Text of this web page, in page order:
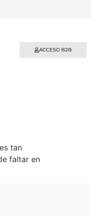
ACCESO B2B
tan
faltar en